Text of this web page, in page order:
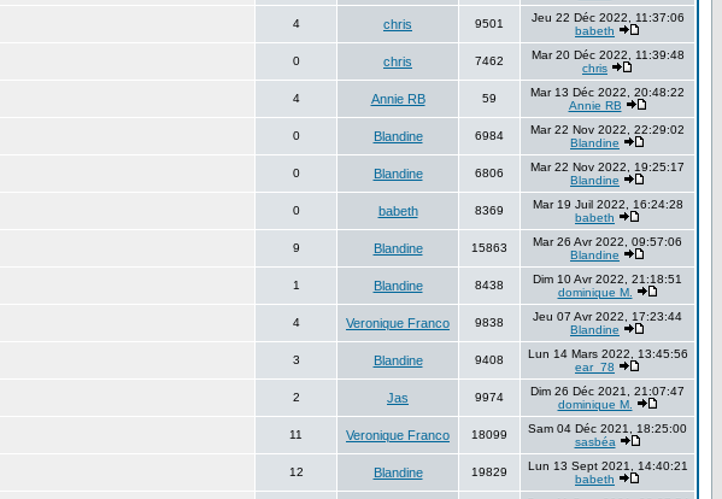
4 chris 9501
Jeu 22 Déc 2022, 11:37:06
babeth
0 chris 7462
Mar 20 Déc 2022, 11:39:48
chris
4 Annie RB 59
Mar 13 Déc 2022, 20:48:22
Annie RB
0 Blandine 6984
Mar 22 Nov 2022, 22:29:02
Blandine
0 Blandine 6806
Mar 22 Nov 2022, 19:25:17
Blandine
0 babeth 8369
Mar 19 Juil 2022, 16:24:28
babeth
9 Blandine 15863
Mar 26 Avr 2022, 09:57:06
Blandine
1 Blandine 8438
Dim 10 Avr 2022, 21:18:51
dominique M.
4 Veronique Franco 9838
Jeu 07 Avr 2022, 17:23:44
Blandine
3 Blandine 9408
Lun 14 Mars 2022, 13:45:56
ear_78
2 Jas 9974
Dim 26 Déc 2021, 21:07:47
dominique M.
11 Veronique Franco 18099
Sam 04 Déc 2021, 18:25:00
sasbéa
12 Blandine 19829
Lun 13 Sept 2021, 14:40:21
babeth